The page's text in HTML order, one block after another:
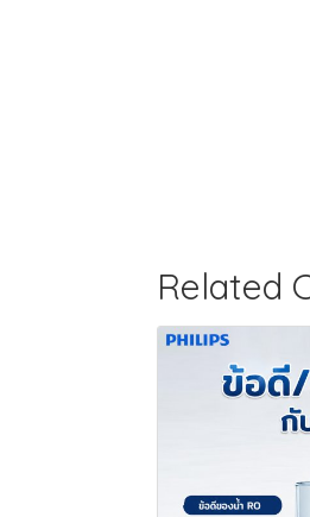
Related